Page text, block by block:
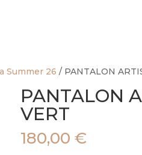
Summer 26 / PANTALON
PANTALON
VERT
180,00 €